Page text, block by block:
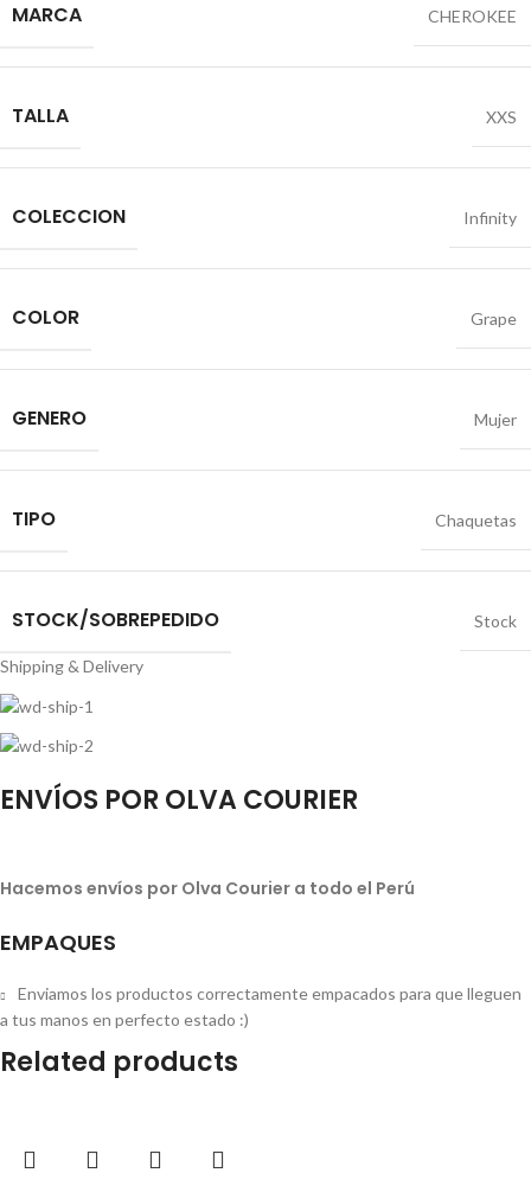
MARCA CHEROKEE
TALLA XXS
COLECCION Infinity
COLOR Grape
GENERO Mujer
TIPO Chaquetas
STOCK/SOBREPEDIDO Stock
Shipping & Delivery
ENVÍOS POR OLVA COURIER
Hacemos envíos por Olva Courier a todo el Perú
EMPAQUES
Enviamos los productos correctamente empacados para que lleguen
a tus manos en perfecto estado :)
Related products